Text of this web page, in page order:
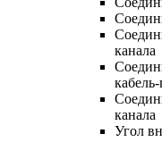
канала
канала
Угол